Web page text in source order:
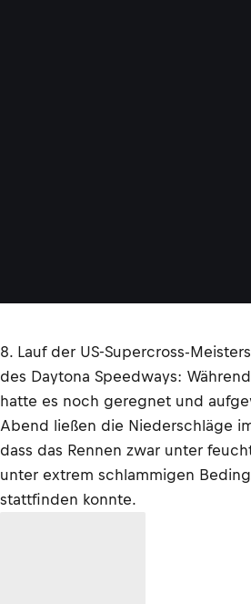
8. Lauf der US-Supercross-
des Daytona Speedways:
hatte es noch geregnet und
Abend ließen die Niederschläge
dass das Rennen zwar unter
unter extrem schlammigen
stattfinden konnte.